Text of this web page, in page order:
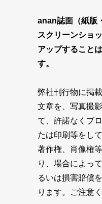
anan誌面（紙版
スクリーンショ
アップすること
す。
弊社刊行物に掲
文章を、写真撮
て、許諾なくブ
たは印刷等をし
著作権、肖像権
り、場合によっ
るいは損害賠償
ります。ご注意